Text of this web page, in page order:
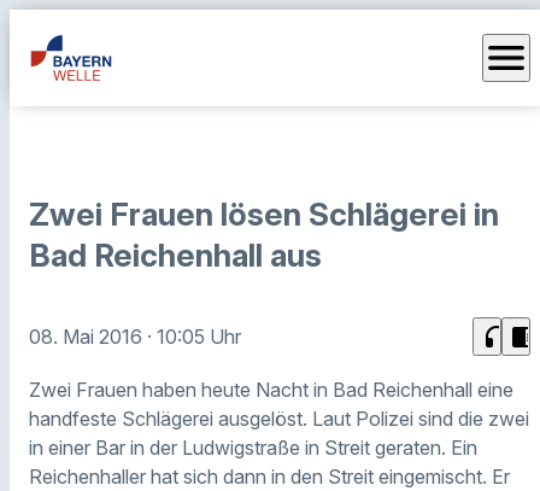
menu
Zwei Frauen lösen Schlägerei in
Bad Reichenhall aus
08. Mai 2016 · 10:05 Uhr headphones chrome_reader_mode
Zwei Frauen haben heute Nacht in Bad Reichenhall eine
handfeste Schlägerei ausgelöst. Laut Polizei sind die zwei
in einer Bar in der Ludwigstraße in Streit geraten. Ein
Reichenhaller hat sich dann in den Streit eingemischt. Er